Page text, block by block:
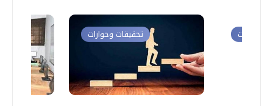
تحقيقات وحوارات وحوارات